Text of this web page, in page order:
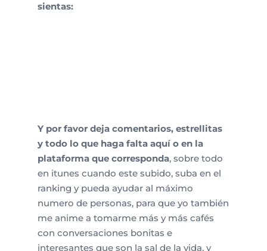
sientas:
Y por favor deja comentarios, estrellitas
y todo lo que haga falta aquí o en la
plataforma que corresponda, sobre todo
en itunes cuando este subido, suba en el
ranking y pueda ayudar al máximo
numero de personas, para que yo también
me anime a tomarme más y más cafés
con conversaciones bonitas e
interesantes que son la sal de la vida, y